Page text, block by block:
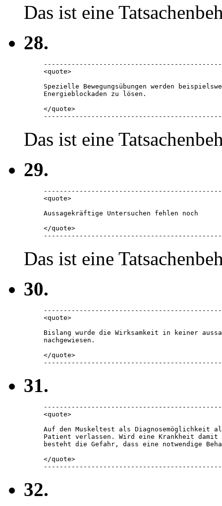
Das ist eine
28.
<quote>
Spezielle Bewegungsübungen werden
Energieblockaden zu lösen.
</quote>
Das ist eine
29.
<quote>
Aussagekräftige Untersuchen fehlen noch
</quote>
Das ist eine
30.
<quote>
Bislang wurde die Wirksamkeit in keiner
nachgewiesen.
</quote>
31.
<quote>
Auf den Muskeltest als
Patient verlassen. Wird eine Krankheit
besteht die Gefahr, dass eine notwendige
</quote>
32.